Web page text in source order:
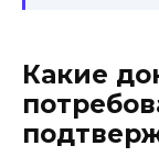
Какие